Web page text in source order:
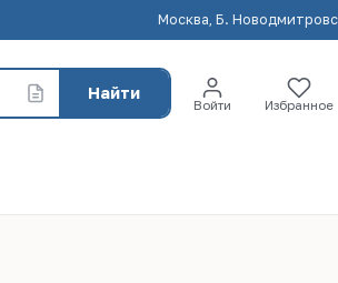
Москва, Б.
Найти
Войти Избранное